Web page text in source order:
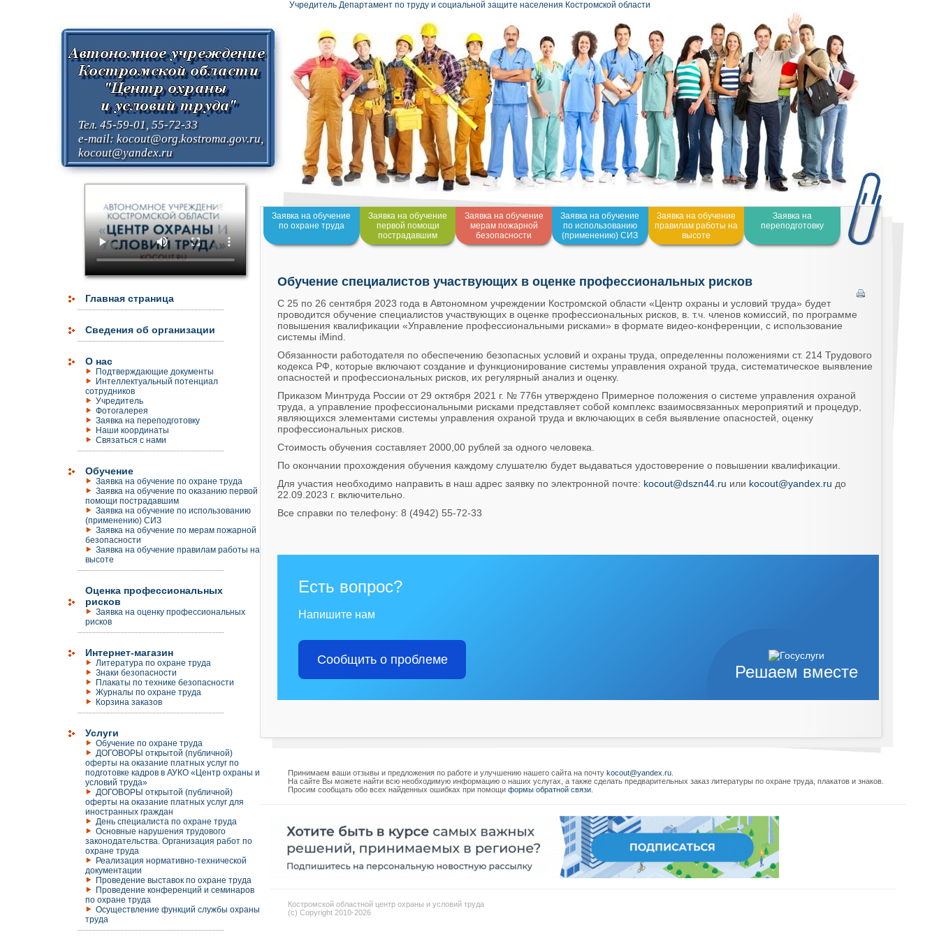
Учредитель Департамент по труду и социальной защите населения Костромской области
Тел. 45-59-01, 55-72-33
e-mail:kocout@org.kostroma.gov.ru,
kocout@yandex.ru
Главная страница
Сведения об организации
О нас
Подтверждающие документы
Интеллектуальный потенциал
сотрудников
Учредитель
Фотогалерея
Заявка на переподготовку
Наши координаты
Связаться с нами
Обучение
Заявка на обучение по охране труда
Заявка на обучение по оказанию первой
помощи пострадавшим
Заявка на обучение по использованию
(применению) СИЗ
Заявка на обучение по мерам пожарной
безопасности
Заявка на обучение правилам работы на
высоте
Оценка профессиональных
рисков
Заявка на оценку профессиональных
рисков
Интернет-магазин
Литература по охране труда
Знаки безопасности
Плакаты по технике безопасности
Журналы по охране труда
Корзина заказов
Услуги
Обучение по охране труда
ДОГОВОРЫ открытой (публичной)
оферты на оказание платных услуг по
подготовке кадров в АУКО «Центр охраны и
условий труда»
ДОГОВОРЫ открытой (публичной)
оферты на оказание платных услуг для
иностранных граждан
День специалиста по охране труда
Основные нарушения трудового
законодательства. Организация работ по
охране труда
Реализация нормативно-технической
документации
Проведение выставок по охране труда
Проведение конференций и семинаров
по охране труда
Осуществление функций службы охраны
труда
Заявка на обучение
по охране труда
Заявка на обучение
первой помощи
пострадавшим
Заявка на обучение
мерам пожарной
безопасности
Заявка на обучение
по использованию
(применению) СИЗ
Заявка на обучение
правилам работы на
высоте
Заявка на
переподготовку
Обучение специалистов участвующих в оценке профессиональных рисков
С 25 по 26 сентября 2023 года в Автономном учреждении Костромской области «Центр охраны и условий труда» будет
проводится обучение специалистов участвующих в оценке профессиональных рисков, в. т.ч. членов комиссий, по программе
повышения квалификации «Управление профессиональными рисками» в формате видео-конференции, с использование
системы iMind.
Обязанности работодателя по обеспечению безопасных условий и охраны труда, определенны положениями ст. 214 Трудового
кодекса РФ, которые включают создание и функционирование системы управления охраной труда, систематическое выявление
опасностей и профессиональных рисков, их регулярный анализ и оценку.
Приказом Минтруда России от 29 октября 2021 г. № 776н утверждено Примерное положения о системе управления охраной
труда, а управление профессиональными рисками представляет собой комплекс взаимосвязанных мероприятий и процедур,
являющихся элементами системы управления охраной труда и включающих в себя выявление опасностей, оценку
профессиональных рисков.
Стоимость обучения составляет 2000,00 рублей за одного человека.
По окончании прохождения обучения каждому слушателю будет выдаваться удостоверение о повышении квалификации.
Для участия необходимо направить в наш адрес заявку по электронной почте: kocout@dszn44.ru или kocout@yandex.ru до
22.09.2023 г. включительно.
Все справки по телефону: 8 (4942) 55-72-33
Решаем вместе
Есть вопрос?
Напишите нам
Сообщить о проблеме
Принимаем ваши отзывы и предложения по работе и улучшению нашего сайта на почту kocout@yandex.ru
На сайте Вы можете найти всю необходимую информацию о наших услугах, а также сделать предварительных заказ литературы по охране труда, плакатов и знаков.
Просим сообщать обо всех найденных ошибках при помощи формы обратной связи
Костромской областной центр охраны и условий труда
(c) Copyright 2010-2026